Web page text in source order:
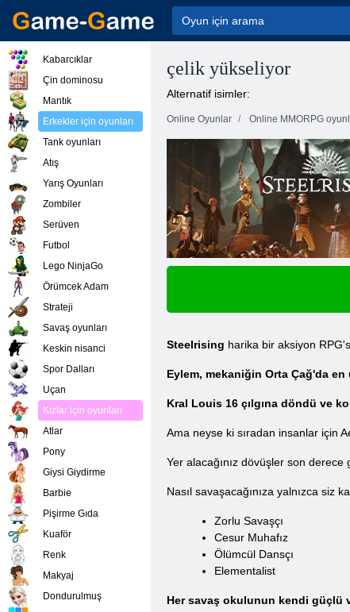
çelik yükseliyor
Alternatif isimler:
Online Oyunlar Online MMORPG
Steelrising harika bir aksiyon
Eylem, mekaniğin Orta Çağ'da
Kral Louis 16 çılgına döndü ve
Ama neyse ki sıradan insanlar için
Yer alacağınız dövüşler son
Nasıl savaşacağınıza yalnızca siz
Zorlu Savaşçı
Cesur Muhafız
Ölümcül Dansçı
Elementalist
Her savaş okulunun kendi güçlü
Kabarcıklar
Çin dominosu
Mantık
Erkekler için oyunları
Tank oyunları
Atış
Yarış Oyunları
Zombiler
Serüven
Futbol
Lego NinjaGo
Örümcek Adam
Strateji
Savaş oyunları
Keskin nisanci
Spor Dalları
Uçan
Kızlar için oyunları
Atlar
Pony
Giysi Giydirme
Barbie
Pişirme Gıda
Kuaför
Renk
Makyaj
Dondurulmuş